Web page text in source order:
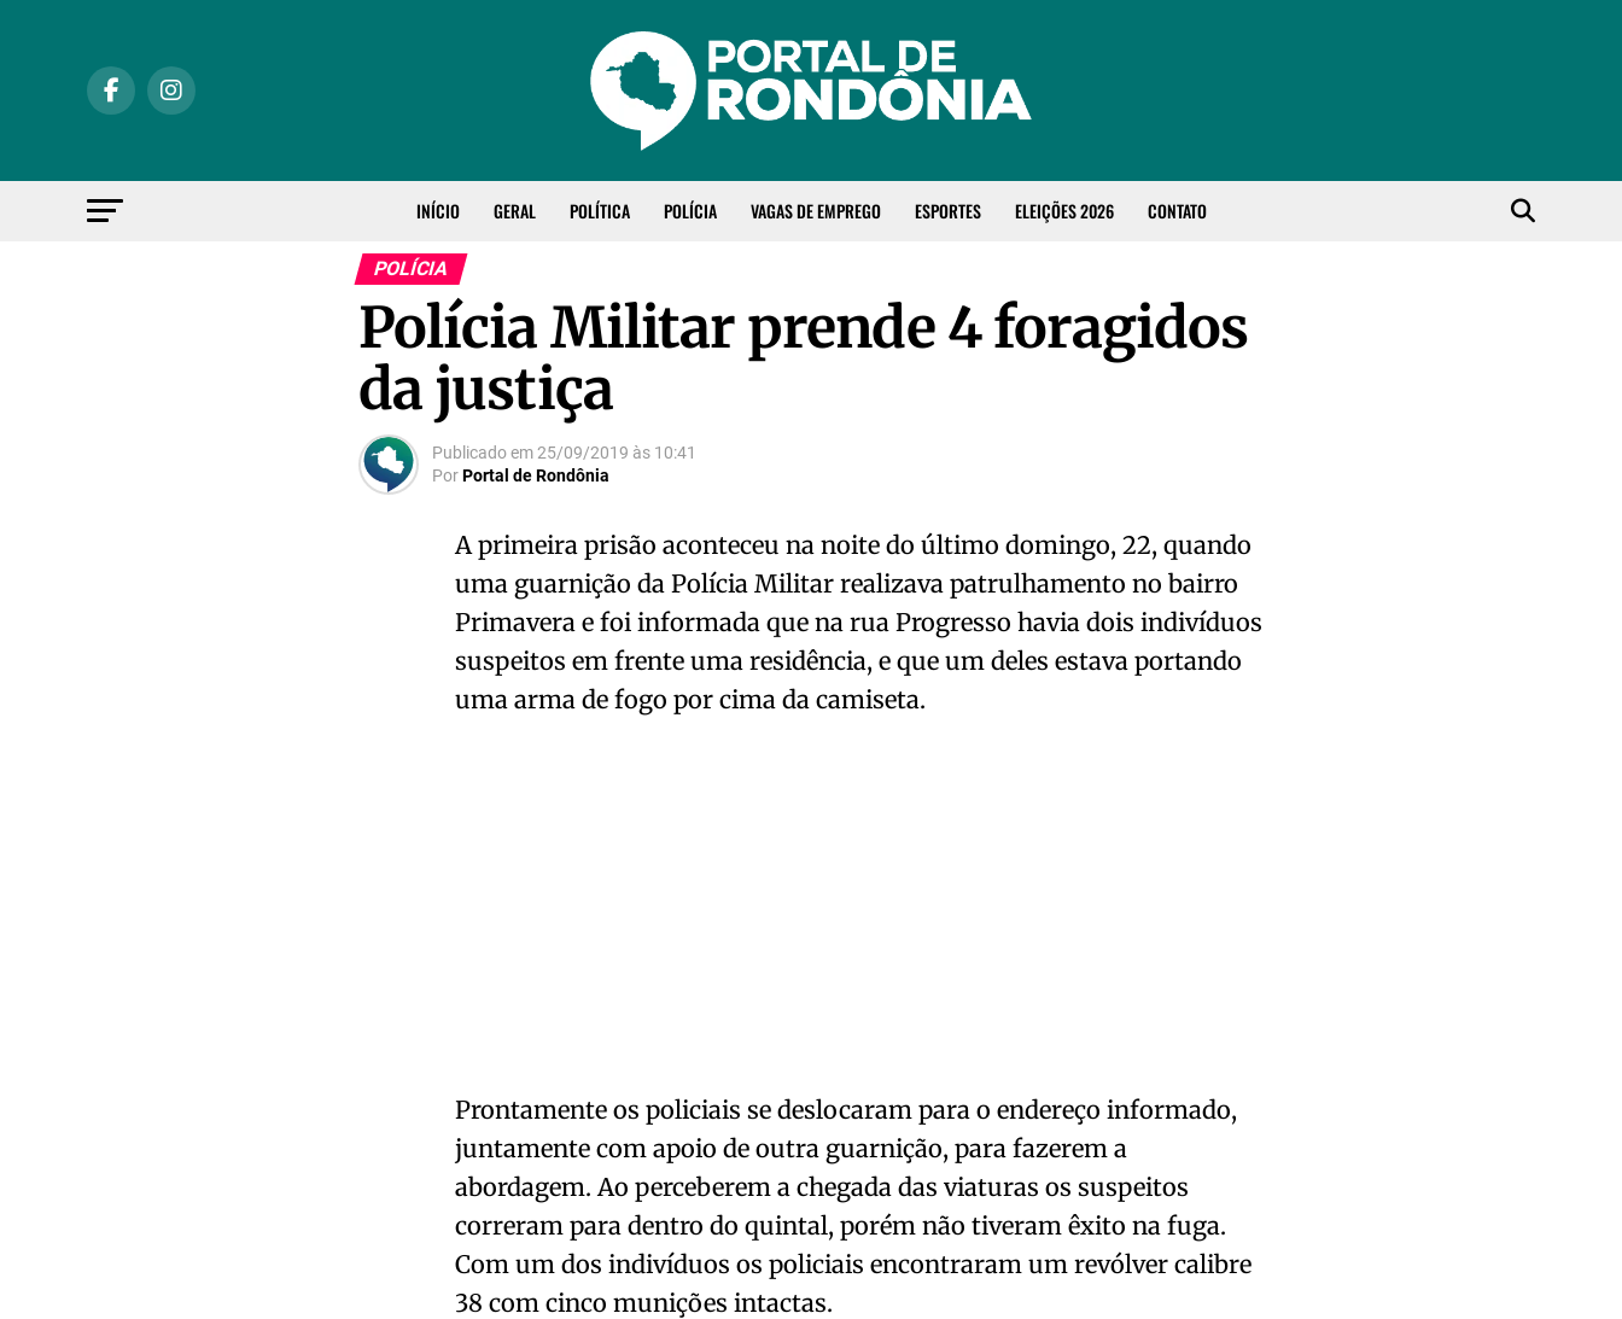
INÍCIO GERAL POLÍTICA POLÍCIA VAGAS DE EMPREGO ESPORTES ELEIÇÕES 2026 CONTATO
POLÍCIA
Polícia Militar prende 4 foragidos
da justiça
Publicado em25/09/2019 às 10:41
PorPortal de Rondônia
A primeira prisão aconteceu na noite do último domingo, 22, quando
uma guarnição da Polícia Militar realizava patrulhamento no bairro
Primavera e foi informada que na rua Progresso havia dois indivíduos
suspeitos em frente uma residência, e que um deles estava portando
uma arma de fogo por cima da camiseta.
Prontamente os policiais se deslocaram para o endereço informado,
juntamente com apoio de outra guarnição, para fazerem a
abordagem. Ao perceberem a chegada das viaturas os suspeitos
correram para dentro do quintal, porém não tiveram êxito na fuga.
Com um dos indivíduos os policiais encontraram um revólver calibre
38 com cinco munições intactas.